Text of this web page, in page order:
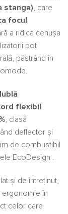
stanga), care
focul
a ridica cenușa
pot
păstrând în
flexibil
, clasă
deflector și
de combustibil
EcoDesign .
și de întreținut,
ergonomie în
celor care